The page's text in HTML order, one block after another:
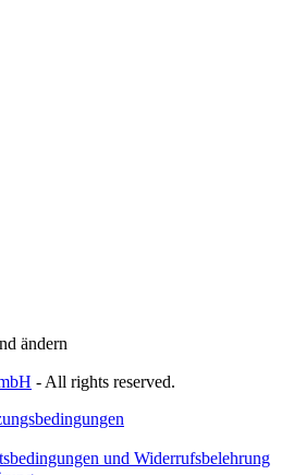
ändern
- All rights reserved.
und Widerrufsbelehrung